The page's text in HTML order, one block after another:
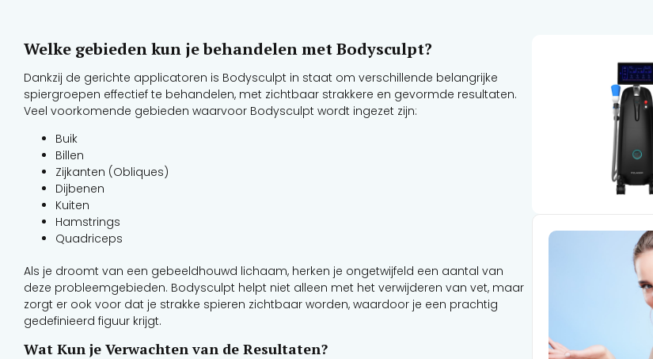
Welke gebieden kun je behandelen met Bodysculpt?
Dankzij de gerichte applicatoren is Bodysculpt in staat om verschillende belangrijke
spiergroepen effectief te behandelen, met zichtbaar strakkere en gevormde resultaten.
Veel voorkomende gebieden waarvoor Bodysculpt wordt ingezet zijn:
Buik
Billen
Zijkanten (Obliques)
Dijbenen
Kuiten
Hamstrings
Quadriceps
Als je droomt van een gebeeldhouwd lichaam, herken je ongetwijfeld een aantal van
deze probleemgebieden. Bodysculpt helpt niet alleen met het verwijderen van vet, maar
zorgt er ook voor dat je strakke spieren zichtbaar worden, waardoor je een prachtig
gedefinieerd figuur krijgt.
Wat Kun je Verwachten van de Resultaten?